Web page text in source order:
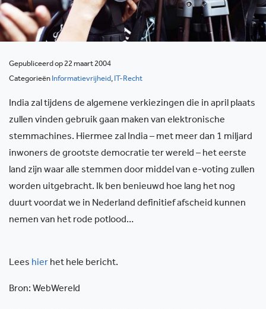
Gepubliceerd op 22 maart 2004
Categorieën Informatievrijheid, IT-Recht
India zal tijdens de algemene verkiezingen die in april plaats
zullen vinden gebruik gaan maken van elektronische
stemmachines. Hiermee zal India – met meer dan 1 miljard
inwoners de grootste democratie ter wereld – het eerste
land zijn waar alle stemmen door middel van e-voting zullen
worden uitgebracht. Ik ben benieuwd hoe lang het nog
duurt voordat we in Nederland definitief afscheid kunnen
nemen van het rode potlood…
Lees hier het hele bericht.
Bron: WebWereld